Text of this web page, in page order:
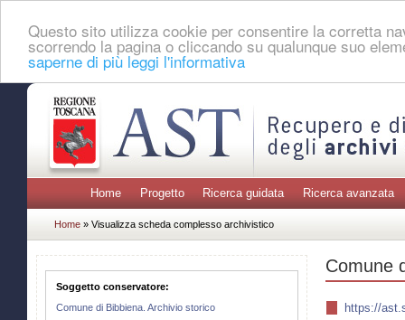
Questo sito utilizza cookie per consentire la corretta
scorrendo la pagina o cliccando su qualunque suo
saperne di più leggi l'informativa
Home Progetto Ricerca guidata Ricerca avanzata
Home » Visualizza scheda complesso archivistico
Soggetto conservatore:
Comune di Bibbiena. Archivio storico
Comune
https://